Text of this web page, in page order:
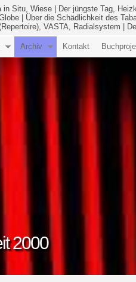
in Situ, Wiese Der jüngste Tag,
Über die Schädlichkeit des
VASTA, Radialsystem
2000
Archiv Kontakt